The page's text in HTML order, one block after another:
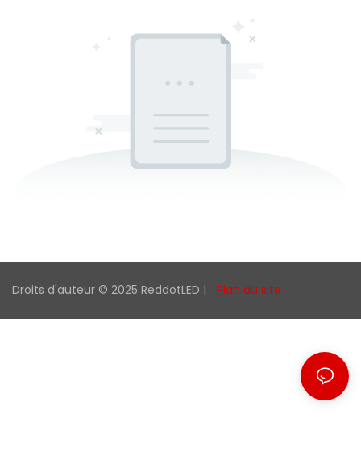
Droits d'auteur © 2025 ReddotLED | Plan du site